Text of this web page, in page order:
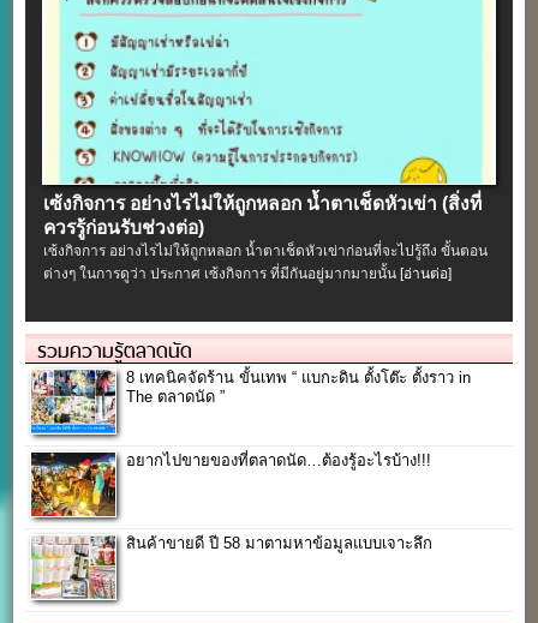
เซ้งกิจการ อย่างไรไม่ให้ถูกหลอก น้ำตาเช็ดหัวเข่า (สิ่งที่
ควรรู้ก่อนรับช่วงต่อ)
เซ้งกิจการ อย่างไรไม่ให้ถูกหลอก น้ำตาเช็ดหัวเข่าก่อนที่จะไปรู้ถึง ขั้นตอน
ต่างๆ ในการดูว่า ประกาศ เซ้งกิจการ ที่มีกันอยู่มากมายนั้น [อ่านต่อ]
รวมความรู้ตลาดนัด
8 เทคนิคจัดร้าน ขั้นเทพ “ แบกะดิน ตั้งโต๊ะ ตั้งราว in
The ตลาดนัด ”
อยากไปขายของที่ตลาดนัด…ต้องรู้อะไรบ้าง!!!
สินค้าขายดี ปี 58 มาตามหาข้อมูลแบบเจาะลึก